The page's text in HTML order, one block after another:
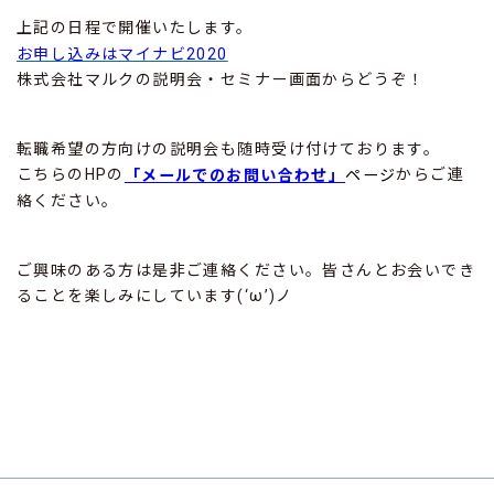
上記の日程で開催いたします。
お申し込みはマイナビ2020
株式会社マルクの説明会・セミナー画面からどうぞ！
転職希望の方向けの説明会も随時受け付けております。
こちらのHPの
「メールでのお問い合わせ」 ページからご連
絡ください。
ご興味のある方は是非ご連絡ください。皆さんとお会いでき
ることを楽しみにしています(‘ω’)ノ